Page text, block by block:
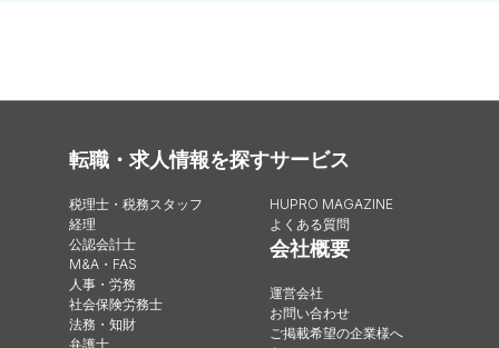
転職・求人情報を探す
税理士・税務スタッフ
経理
公認会計士
M&A・FAS
人事・労務
社会保険労務士
法務・知財
弁護士
サービス
HUPRO MAGAZINE
よくある質問
会社概要
運営会社
お問い合わせ
ご掲載希望の企業様へ